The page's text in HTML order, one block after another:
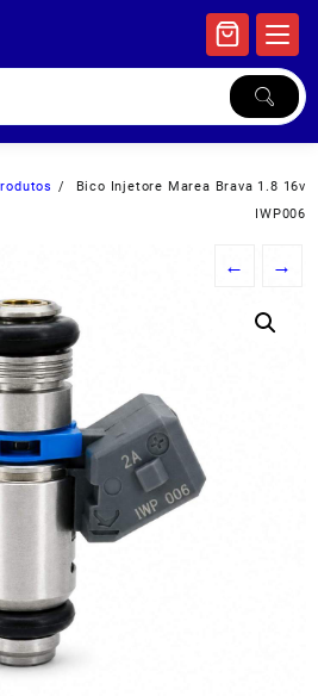
Bico Injetore Marea Brava 1.8 16v
IWP006
← →